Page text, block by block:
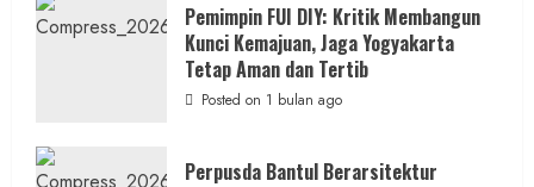
Gedung
KDMP
Rp1,6
Miliar,
Diduga
Hanya
Kontraktor:
Pemimpin FUI DIY: Kritik Membangun
Kunci Kemajuan, Jaga Yogyakarta
Tetap Aman dan Tertib
Posted on 1 bulan ago
Perpusda Bantul Berarsitektur